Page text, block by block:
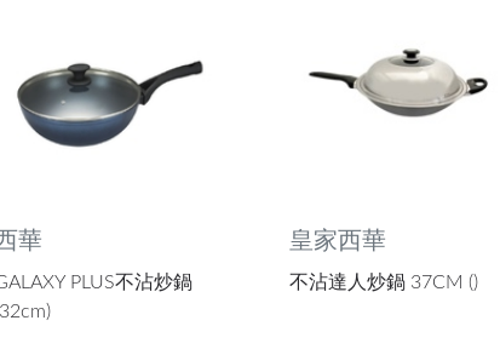
華
PLUS不沾炒鍋
皇家西華
不沾達人炒鍋 37CM ()